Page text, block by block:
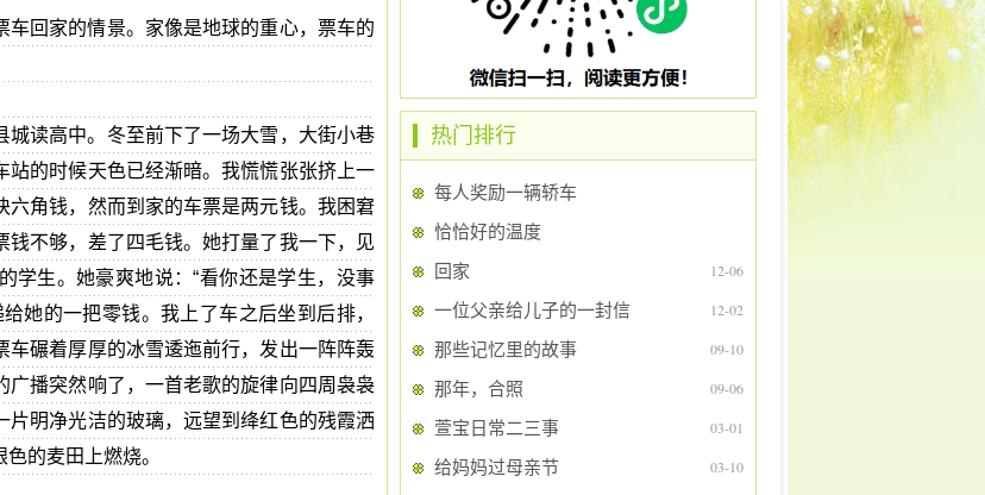
22:53:00
回家的情景。家像是地球的重心，票车的
读高中。冬至前下了一场大雪，大街小巷
的时候天色已经渐暗。我慌慌张张挤上一
角钱，然而到家的车票是两元钱。我困窘
不够，差了四毛钱。她打量了我一下，见
学生。她豪爽地说：“看你还是学生，没事
她的一把零钱。我上了车之后坐到后排，
碾着厚厚的冰雪逶迤前行，发出一阵阵轰
广播突然响了，一首老歌的旋律向四周袅袅
明净光洁的玻璃，远望到绛红色的残霞洒
的麦田上燃烧。
热门排行
每人奖励一辆轿车
恰恰好的温度
回家
12-06
一位父亲给儿子的一封信 12-02
那些记忆里的故事 09-10
那年，合照 09-06
萱宝日常二三事 03-01
给妈妈过母亲节 03-10